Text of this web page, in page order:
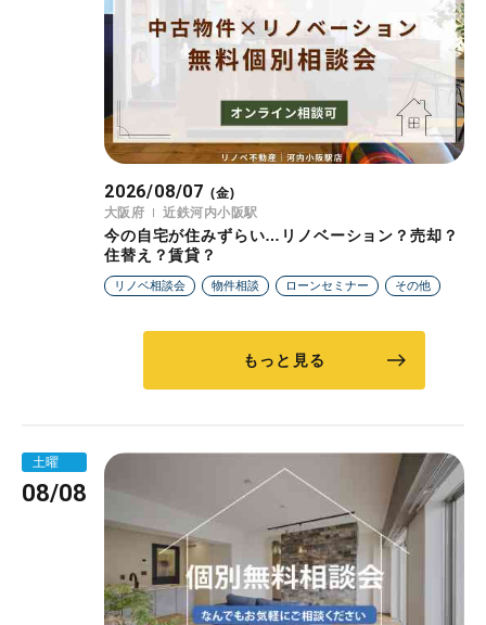
2026/08/07 (金)
大阪府
近鉄河内小阪駅
今の自宅が住みずらい…リノベーション？売却？
住替え？賃貸？
リノベ相談会 物件相談 ローンセミナー その他
もっと見る
土曜
08/08